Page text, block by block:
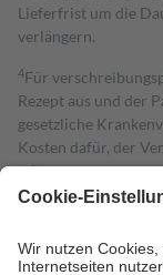
Lieferfrist um die
verlängern.
4Für
Rezept aus und der
gesetzliche
Kosten dafür, der
mit.
Grundsätzlich
höchstens zehn Euro.
Kosten der Leistung